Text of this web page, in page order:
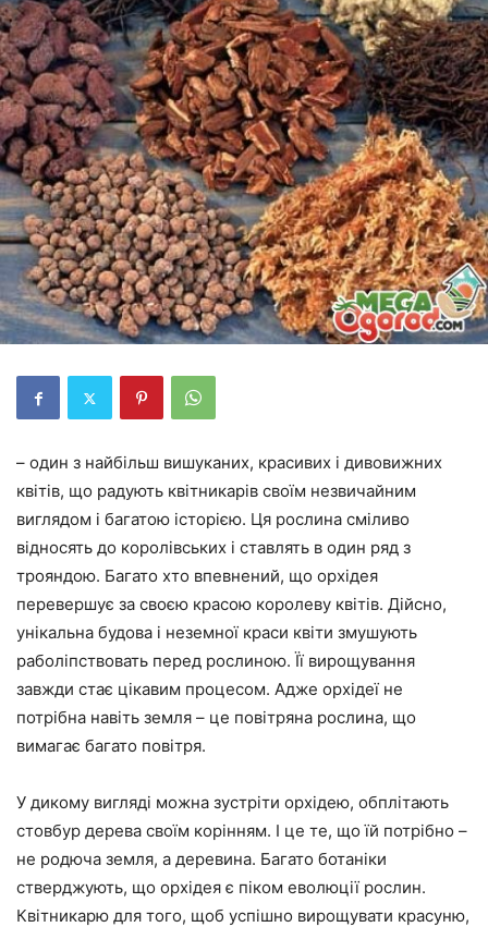
– один з найбільш вишуканих, красивих і дивовижних
квітів, що радують квітникарів своїм незвичайним
виглядом і багатою історією. Ця рослина сміливо
відносять до королівських і ставлять в один ряд з
трояндою. Багато хто впевнений, що орхідея
перевершує за своєю красою королеву квітів. Дійсно,
унікальна будова і неземної краси квіти змушують
раболіпствовать перед рослиною. Її вирощування
завжди стає цікавим процесом. Адже орхідеї не
потрібна навіть земля – це повітряна рослина, що
вимагає багато повітря.
У дикому вигляді можна зустріти орхідею, обплітають
стовбур дерева своїм корінням. І це те, що їй потрібно –
не родюча земля, а деревина. Багато ботаніки
стверджують, що орхідея є піком еволюції рослин.
Квітникарю для того, щоб успішно вирощувати красуню,